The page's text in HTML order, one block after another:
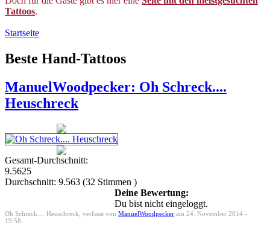
Tattoos.
Startseite
Beste Hand-Tattoos
ManuelWoodpecker: Oh Schreck....
Heuschreck
Gesamt-Durchschnitt:
9.5625
Durchschnitt: 9.563 (32 Stimmen )
Deine Bewertung:
Du bist nicht eingeloggt.
Oh Schreck.... Heuschreck, verfasst von ManuelWoodpecker am 24. November 2014 -
19:58.